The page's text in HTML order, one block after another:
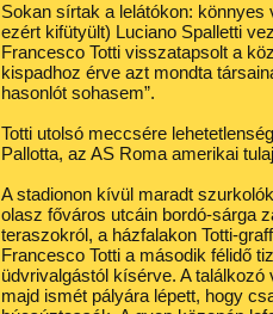
Sokan sírtak a lelátókon:
ezért kifütyült) Luciano Spalletti
Francesco Totti visszatapsolt a
kispadhoz érve azt mondta
hasonlót sohasem”.
Totti utolsó meccsére
Pallotta, az AS Roma amerikai
A stadionon kívül maradt
olasz főváros utcáin bordó-sárga
teraszokról, a házfalakon Totti-
Francesco Totti a második félidő
üdvrivalgástól kísérve. A
majd ismét pályára lépett, hogy